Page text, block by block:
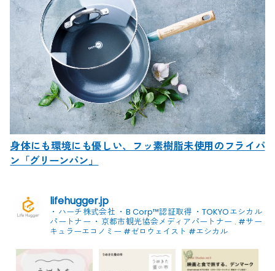
身体にも環境にも優しい、フッ素樹脂未使用のフライパ
ン「グリーンパン」
lifehugger.jp
・ハーチ株式会社 ・B Corp™認証取得 ・TOKYOエシカル
パートナー ・京都市観光協会メディアパートナー . #サー
キュラーエコノミー #ゼロウェイスト #エシカル